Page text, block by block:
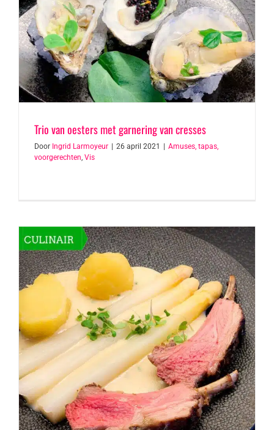
Trio van oesters met garnering van cresses
Door Ingrid Larmoyeur 26 april 2021
Amuses, tapas,
voorgerechten, Vis